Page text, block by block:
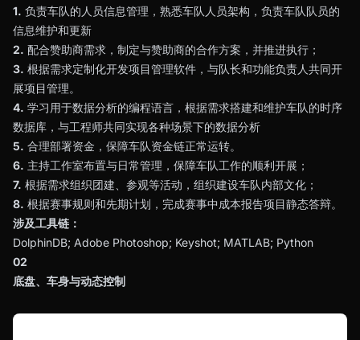
1. 负责车队的人员信息管理，熟悉车队人员架构，负责车队队员的
信息维护和更新
2. 配合赞助商需求，制定与赞助商的合作方案，并推进执行；
3. 根据需求定制化开发项目管理软件，与队长和功能负责人共同开
展项目管理。
4. 学习用于数据分析的编程语言，根据需求搭建和维护车队的时序
数据库，与工程师共同实现各种场景下的数据分析
5. 合理部署资金，保障车队资金链正常运转。
6. 主持工作室布置与日常管理，保障车队工作的顺利开展；
7. 根据需求组织团建、参观等活动，组织建设车队内部文化；
8. 根据赛事规则和先期计划，完成赛事中成本报告项目静态答辩。
涉及工具链：
DolphinDB; Adobe Photoshop; Keyshot; MATLAB; Python
02
底盘、车身与动态控制